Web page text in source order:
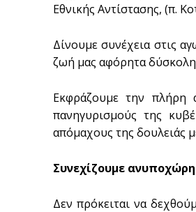
Εθνικής Αντίστασης, (π.
Δίνουμε συνέχεια στις
ζωή μας αφόρητα
Εκφράζουμε την πλήρη
πανηγυρισμούς της
απόμαχους της δουλειάς
Συνεχίζουμε
Δεν πρόκειται να